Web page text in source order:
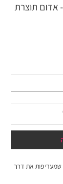
אדום תוצרת
שמעדיפות את דרך